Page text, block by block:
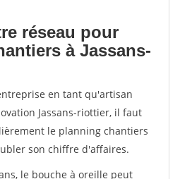
réseau pour
à Jassans-
en tant qu'artisan
Jassans-riottier, il faut
le planning chantiers
son chiffre d'affaires.
le bouche à oreille peut